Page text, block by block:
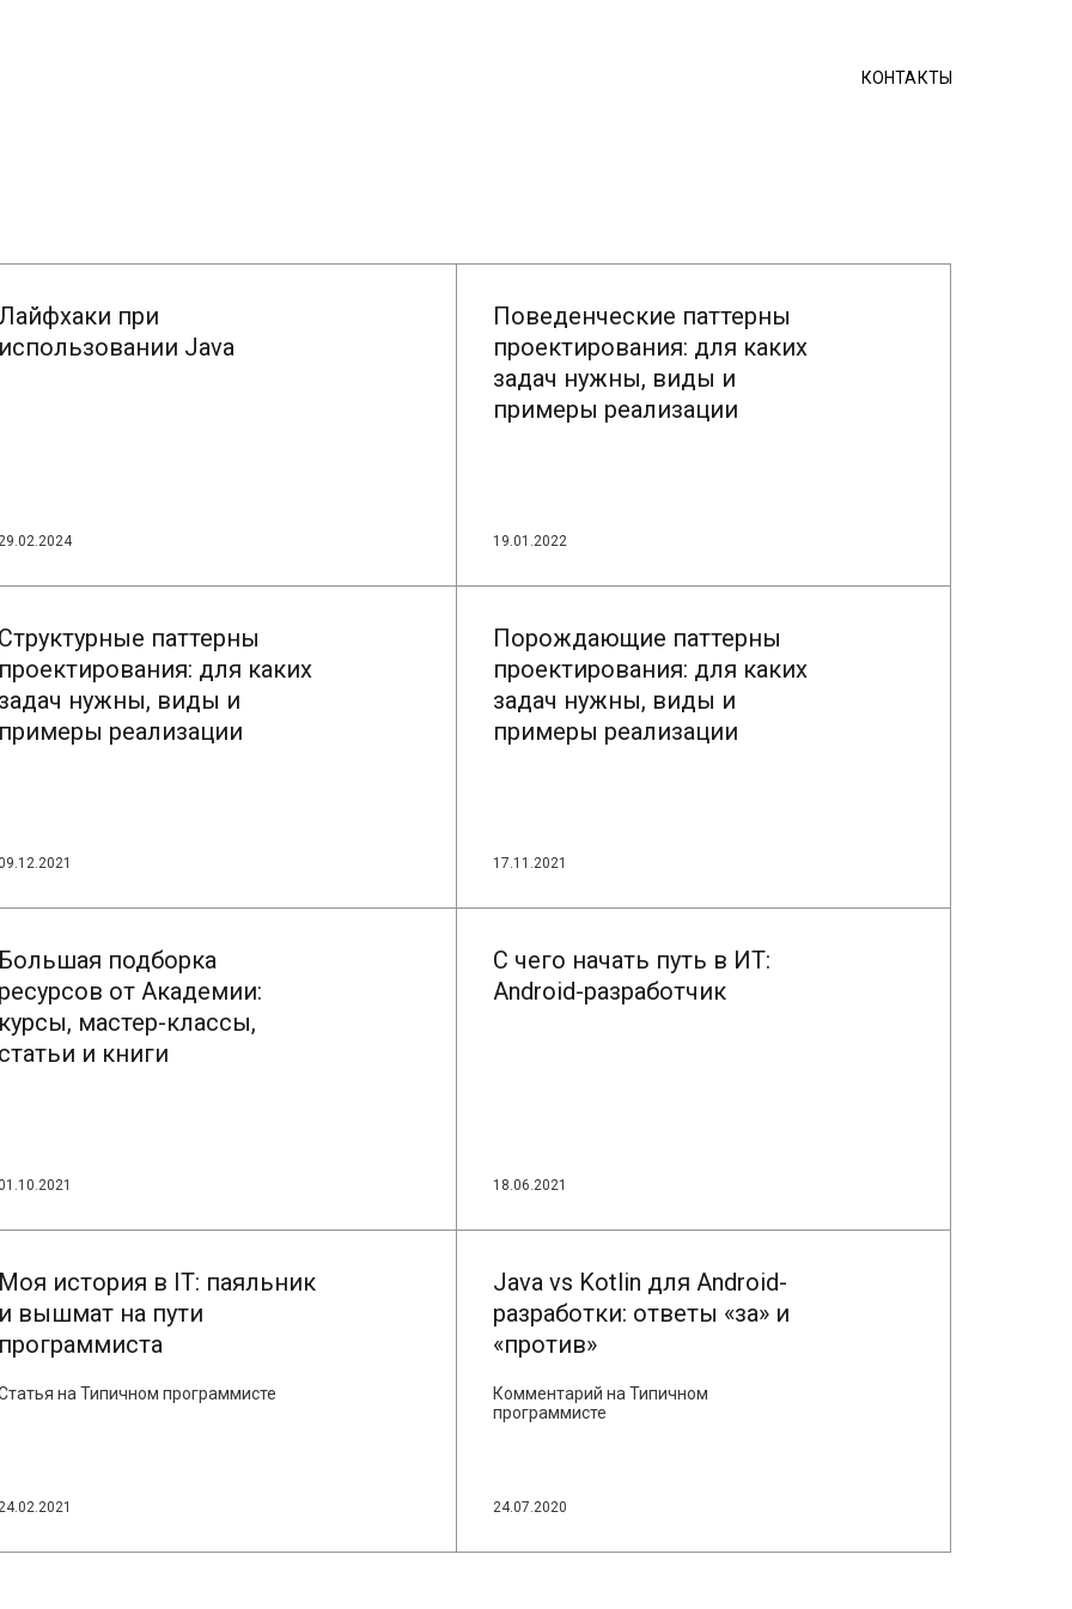
КОНТАКТЫ
Лайфхаки при
использовании Java
29.02.2024
Поведенческие паттерны
проектирования: для каких
задач нужны, виды и
примеры реализации
19.01.2022
Структурные паттерны
проектирования: для каких
задач нужны, виды и
примеры реализации
Порождающие паттерны
проектирования: для каких
задач нужны, виды и
примеры реализации
17.11.2021
Большая подборка
ресурсов от Академии:
курсы, мастер-классы,
статьи и книги
С чего начать путь в ИТ:
Android-разработчик
18.06.2021
Моя история в IT: паяльник
и вышмат на пути
программиста
на Типичном программисте
24.02.2021
Java vs Kotlin для Android-
разработки: ответы «за» и
«против»
Комментарий на Типичном
программисте
24.07.2020